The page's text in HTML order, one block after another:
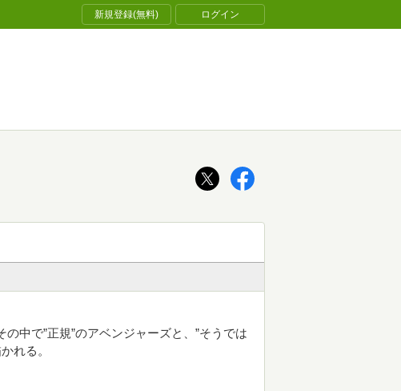
新規登録(無料) ログイン
中で”正規”のアベンジャーズと、”そうでは
れる。